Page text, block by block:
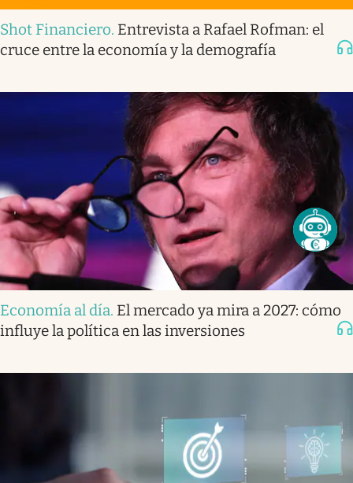
Shot Financiero. Entrevista a Rafael Rofman: el
cruce entre la economía y la demografía
Economía al día. El mercado ya mira a 2027: cómo
influye la política en las inversiones